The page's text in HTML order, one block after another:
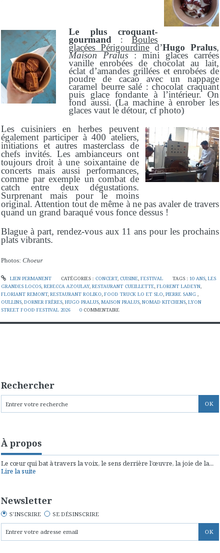
Le plus croquant-
gourmand : Boules
glacées Périgourdined’Hugo Pralus,
Maison Pralus: mini glaces carrées
vanille enrobées de chocolat au lait,
éclat d’amandes grillées et enrobées de
poudre de cacao avec un nappage
caramel beurre salé : chocolat craquant
puis glace fondante à l’intérieur. On
fond aussi. (La machine à enrober les
glaces vaut le détour, cf photo)
Les cuisiniers en herbes peuvent
également participer à 400 ateliers,
initiations et autres masterclass de
chefs invités. Les ambianceurs ont
toujours droit à une soixantaine de
concerts mais aussi performances,
comme par exemple un combat de
catch entre deux dégustations.
Surprenant mais pour le moins
original. Attention tout de même à ne pas avaler de travers
quand un grand baraqué vous fonce dessus !
Blague à part, rendez-vous aux 11 ans pour les prochains
plats vibrants.
Photos: Choeur
LIEN PERMANENT CATÉGORIES : CONCERT, CUISINE, FESTIVAL TAGS :10 ANS ,LES
GRANDES LOCOS REBECCA AZOULAY, RESTAURANT CUEILLETTE FLORENT LADEYN
FLORIANT REMONT, RESTAURANT ROLIKO FOOD TRUCK LO ET SLO PIERRE SANG
OULLINS DORNER FRÈRES HUGO PRALUS MAISON PRALUS NOMAD KITCHENS LYON
STREET FOOD FESTIVAL 2026
0 COMMENTAIRE
Rechercher
À propos
Le cœur qui bat à travers la voix, le sens derrière l’œuvre, la joie de la...
Lire la suite
Newsletter
S'INSCRIRE SE DÉSINSCRIRE